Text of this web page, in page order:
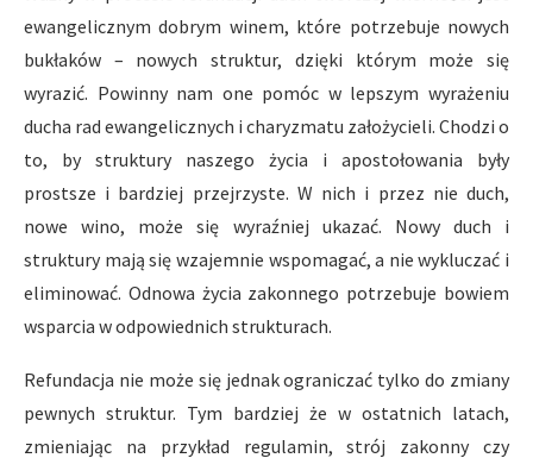
ewangelicznym dobrym winem, które potrzebuje nowych
bukłaków – nowych struktur, dzięki którym może się
wyrazić. Powinny nam one pomóc w lepszym wyrażeniu
ducha rad ewangelicznych i charyzmatu założycieli. Chodzi o
to, by struktury naszego życia i apostołowania były
prostsze i bardziej przejrzyste. W nich i przez nie duch,
nowe wino, może się wyraźniej ukazać. Nowy duch i
struktury mają się wzajemnie wspomagać, a nie wykluczać i
eliminować. Odnowa życia zakonnego potrzebuje bowiem
wsparcia w odpowiednich strukturach.
Refundacja nie może się jednak ograniczać tylko do zmiany
pewnych struktur. Tym bardziej że w ostatnich latach,
zmieniając na przykład regulamin, strój zakonny czy